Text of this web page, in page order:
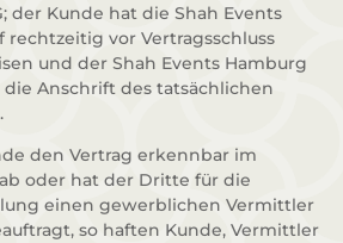
der Kunde hat die Shah Events
rechtzeitig vor Vertragsschluss
und der Shah Events Hamburg
die Anschrift des tatsächlichen
den Vertrag erkennbar im
oder hat der Dritte für die
einen gewerblichen Vermittler
so haften Kunde, Vermittler